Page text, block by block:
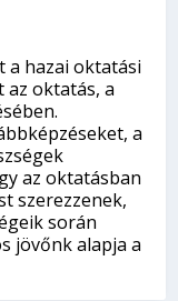
a hazai oktatási
az oktatás, a
a
az oktatásban
szerezzenek,
során
jövőnk alapja a